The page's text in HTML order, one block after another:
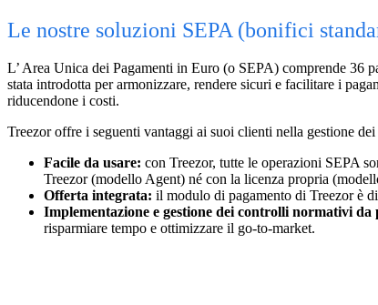
Le nostre soluzioni SEPA (bonifici
L’ Area Unica dei Pagamenti in Euro (o SEPA) comprende 36
stata introdotta per armonizzare, rendere sicuri e facilitare i
riducendone i costi.
Treezor offre i seguenti vantaggi ai suoi clienti nella gestione
Facile da usare: con Treezor, tutte le operazioni SEPA
Treezor (modello Agent) né con la licenza propria
Offerta integrata: il modulo di pagamento di Treezor è
Implementazione e gestione dei controlli normativi da
risparmiare tempo e ottimizzare il go-to-market.